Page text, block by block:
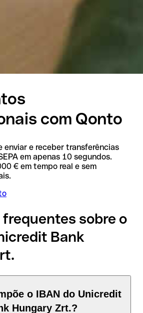
com Qonto
enviar e receber transferências
em apenas 10 segundos.
€ em tempo real e sem
sobre o
Bank
o IBAN do Unicredit
Hungary Zrt.?